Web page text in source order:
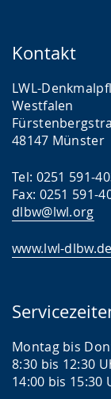
Kontakt
LWL-
Westfalen
48147 Münster
Tel: 0251 591-
Fax: 0251 591-
dlbw@lwl.org
www.lwl-dlbw.de
Montag bis
8:30 bis 12:30
14:00 bis 15:30